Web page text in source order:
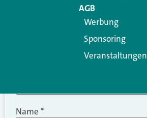
Name *
AGB
Werbung
Sponsoring
Veranstaltungen